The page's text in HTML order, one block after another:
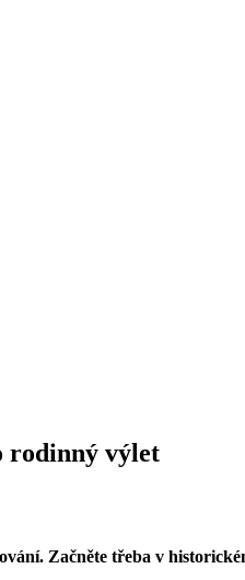
rodinný výlet
Začněte třeba v